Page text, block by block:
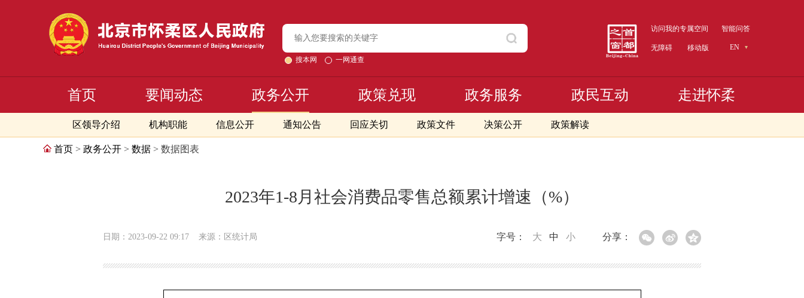
搜本网 一网通查
访问我的专属空间 智能问答
无障碍 移动版 EN
首页 要闻动态 政务公开
区领导介绍 机构职能 信息公开 通知公告 回应关切 政策文件 决策公开 政策解读
政策兑现 政务服务 政民互动 走进怀柔
首页 > 政务公开 > 数据 > 数据图表
2023年1-8月社会消费品零售总额累计增速（%）
日期：2023-09-22 09:17 来源：区统计局 分享：
字号： 大 中 小